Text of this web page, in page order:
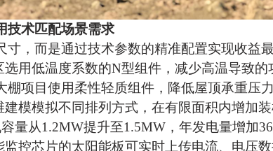
技术匹配场景需求
寸，而是通过技术参数的精准配置实现收益
选用低温度系数的N型组件，减少高温导致的
棚项目使用柔性轻质组件 ，降低屋顶承重压力
建模模拟不同排列方式，在有限面积内增加
量从1.2MW提升至1.5MW，年发电量增加36
监控芯片的太阳能板可实时上传电流、电压